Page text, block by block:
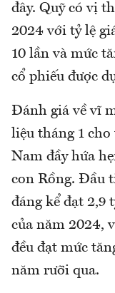
đây. Quỹ có vị
2024 với tỷ lệ
10 lần và mức
cổ phiếu được
Đánh giá về vĩ
liệu tháng 1
Nam đầy hứa
con Rồng. Đầu
đáng kể đạt 2,9
của năm 2024,
đều đạt mức
năm rưỡi qua.